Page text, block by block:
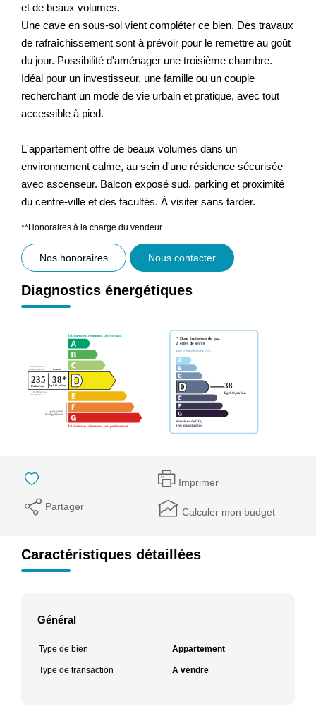
et de beaux volumes.
Une cave en sous-sol vient compléter ce bien. Des travaux
de rafraîchissement sont à prévoir pour le remettre au goût
du jour. Possibilité d'aménager une troisième chambre.
Idéal pour un investisseur, une famille ou un couple
recherchant un mode de vie urbain et pratique, avec tout
accessible à pied.
L'appartement offre de beaux volumes dans un
environnement calme, au sein d'une résidence sécurisée
avec ascenseur. Balcon exposé sud, parking et proximité
du centre-ville et des facultés. À visiter sans tarder.
**Honoraires à la charge du vendeur
Nos honoraires Nous contacter
Diagnostics énergétiques
Imprimer
Partager Calculer mon budget
Caractéristiques détaillées
Général
Type de bien Appartement
Type de transaction A vendre